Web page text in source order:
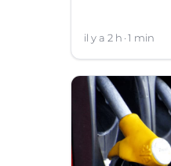
il y a 2 h 1 min